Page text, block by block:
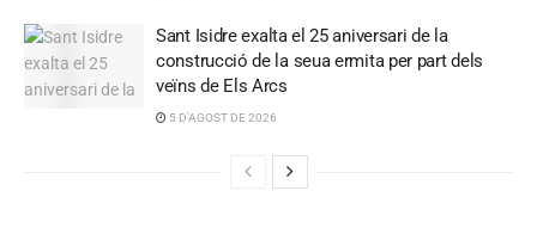
Sant Isidre exalta el 25 aniversari de la
construcció de la seua ermita per part dels
veïns de Els Arcs
5 D'AGOST DE 2026